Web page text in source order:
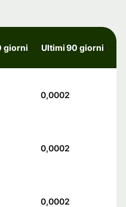
giorni Ultimi 90 giorni
0,0002
0,0002
0,0002